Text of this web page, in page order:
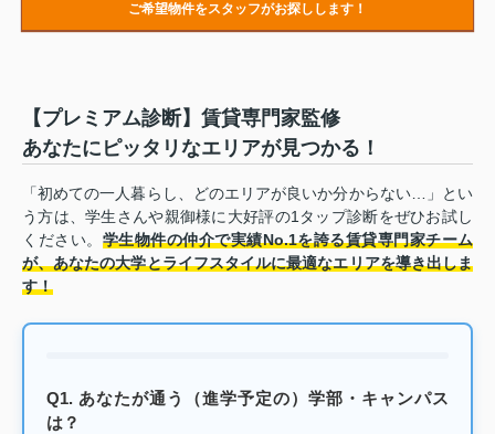
ご希望物件をスタッフがお探しします！
【プレミアム診断】賃貸専門家監修
あなたにピッタリなエリアが見つかる！
「初めての一人暮らし、どのエリアが良いか分からない…」とい
う方は、学生さんや親御様に大好評の1タップ診断をぜひお試し
ください。 学生物件の仲介で実績No.1を誇る賃貸専門家チーム
が、あなたの大学とライフスタイルに最適なエリアを導き出しま
す！
Q1. あなたが通う（進学予定の）学部・キャンパス
は？